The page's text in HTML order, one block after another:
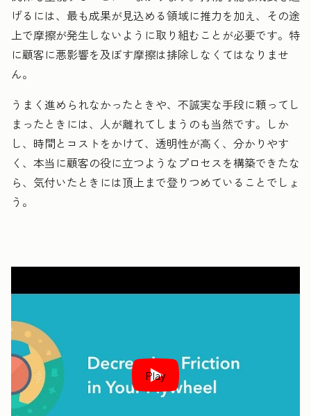
げるには、最も成果が見込める領域に推力を加え、その途
上で摩擦が発生しないように取り組むことが必要です。特
に顧客に悪影響を及ぼす摩擦は排除しなくてはなりませ
ん。
うまく進められなかったときや、不誠実な手段に頼ってし
まったときには、人が離れてしまうのも当然です。しか
し、時間とコストをかけて、透明性が高く、分かりやす
く、本当に顧客の役に立つようなプロセスを構築できたな
ら、気付いたときには頂上まで登りつめていることでしょ
う。
Play